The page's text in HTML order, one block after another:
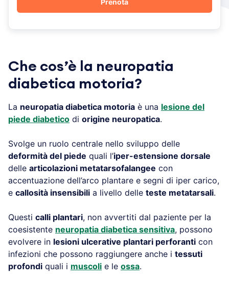
Che cos’è la neuropatia
diabetica motoria?
La neuropatia diabetica motoria è una lesione del
piede diabetico di origine neuropatica.
Svolge un ruolo centrale nello sviluppo delle
deformità del piede quali l’iper-estensione dorsale
delle articolazioni metatarsofalangee con
accentuazione dell’arco plantare e segni di iper carico,
e callosità insensibili a livello delle teste metatarsali.
Questi calli plantari, non avvertiti dal paziente per la
coesistente neuropatia diabetica sensitiva, possono
evolvere in lesioni ulcerative plantari perforanti con
infezioni che possono raggiungere anche i tessuti
profondi quali i muscoli e le ossa.